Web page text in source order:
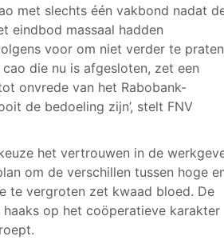
met slechts één vakbond nadat
eindbod massaal hadden
voor om niet verder te praten
die nu is afgesloten, zet een
onvrede van het Rabobank-
de bedoeling zijn’, stelt FNV
het vertrouwen in de
om de verschillen tussen hoge
te vergroten zet kwaad bloed. De
op het coöperatieve karakter